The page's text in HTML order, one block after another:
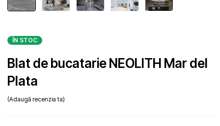
ÎN STOC
Blat de bucatarie NEOLITH Mar del
Plata
Adaugă recenzia ta